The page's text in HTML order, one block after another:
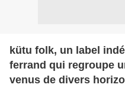
kütu folk, un label
ferrand qui regroupe
venus de divers